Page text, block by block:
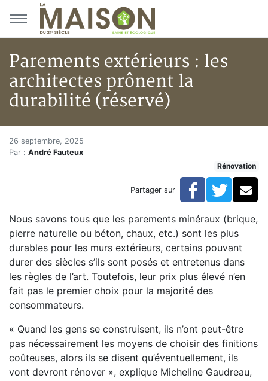
Aller au menu principal
Aller au contenu principal
Parements extérieurs : les
architectes prônent la
durabilité (réservé)
Accueil
Articles
Parements extérieurs : les architectes prônent la
Parements extérieurs : les
26 septembre, 2025
Par : André Fauteux
Rénovation
Partager sur Facebook
Nous savons tous que les parements minéraux (brique,
pierre naturelle ou béton, chaux, etc.) sont les plus
durables pour les murs extérieurs, certains pouvant
durer des siècles s’ils sont posés et entretenus dans
les règles de l’art. Toutefois, leur prix plus élevé n’en
fait pas le premier choix pour la majorité des
consommateurs.
« Quand les gens se construisent, ils n’ont peut-être
pas nécessairement les moyens de choisir des finitions
coûteuses, alors ils se disent qu’éventuellement, ils
vont devront rénover », explique Micheline Gaudreau,